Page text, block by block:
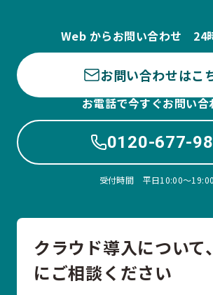
Web からお問い合わせ 24
お問い合わせはこ
お電話で今すぐお問い合
0120-677-
受付時間 平日10:00〜19:00
クラウド導入について
にご相談ください